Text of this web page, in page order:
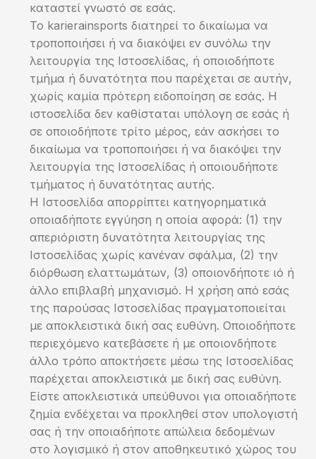
καταστεί γνωστό σε εσάς.
Το karierainsports διατηρεί το δικαίωμα να
τροποποιήσει ή να διακόψει εν συνόλω την
λειτουργία της Ιστοσελίδας, ή οποιοδήποτε
τμήμα ή δυνατότητα που παρέχεται σε αυτήν,
χωρίς καμία πρότερη ειδοποίηση σε εσάς. Η
ιστοσελίδα δεν καθίσταται υπόλογη σε εσάς ή
σε οποιοδήποτε τρίτο μέρος, εάν ασκήσει το
δικαίωμα να τροποποιήσει ή να διακόψει την
λειτουργία της Ιστοσελίδας ή οποιουδήποτε
τμήματος ή δυνατότητας αυτής.
Η Ιστοσελίδα απορρίπτει κατηγορηματικά
οποιαδήποτε εγγύηση η οποία αφορά: (1) την
απεριόριστη δυνατότητα λειτουργίας της
Ιστοσελίδας χωρίς κανέναν σφάλμα, (2) την
διόρθωση ελαττωμάτων, (3) οποιονδήποτε ιό ή
άλλο επιβλαβή μηχανισμό. Η χρήση από εσάς
της παρούσας Ιστοσελίδας πραγματοποιείται
με αποκλειστικά δική σας ευθύνη. Οποιοδήποτε
περιεχόμενο κατεβάσετε ή με οποιονδήποτε
άλλο τρόπο αποκτήσετε μέσω της Ιστοσελίδας
παρέχεται αποκλειστικά με δική σας ευθύνη.
Είστε αποκλειστικά υπεύθυνοι για οποιαδήποτε
ζημία ενδέχεται να προκληθεί στον υπολογιστή
σας ή την οποιαδήποτε απώλεια δεδομένων
στο λογισμικό ή στον αποθηκευτικό χώρος του